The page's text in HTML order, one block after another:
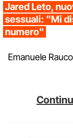
Jared Leto,
sessuali: "Mi
numero"
Emanuele Rauco